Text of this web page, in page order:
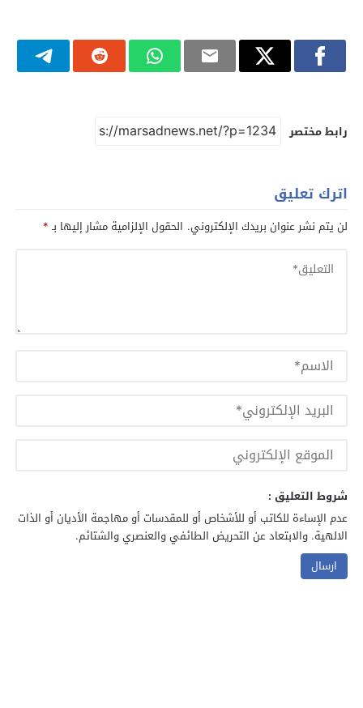
رابط مختصر
اترك تعليق
لن يتم نشر عنوان بريدك الإلكتروني. الحقول الإلزامية مشار إليها بـ*
شروط التعليق :
عدم الإساءة للكاتب أو للأشخاص أو للمقدسات أو مهاجمة الأديان أو الذات
الالهية. والابتعاد عن التحريض الطائفي والعنصري والشتائم.